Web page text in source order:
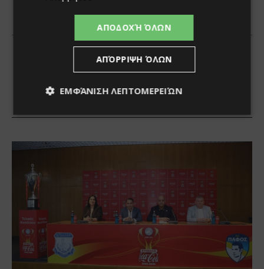
ΑΠΟΔΟΧΉ ΌΛΩΝ
ΑΠΌΡΡΙΨΗ ΌΛΩΝ
ΕΜΦΆΝΙΣΗ ΛΕΠΤΟΜΕΡΕΙΏΝ